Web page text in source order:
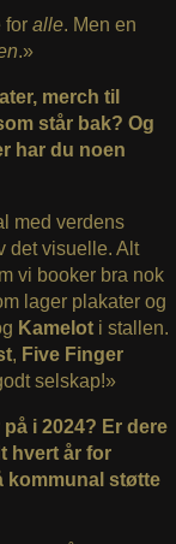
for alle. Men en
.»
merch til
står bak? Og
har du noen
med verdens
det visuelle. Alt
vi booker bra nok
lager plakater og
Kamelot i stallen.
, Five Finger
selskap!»
i 2024? Er dere
hvert år for
kommunal støtte